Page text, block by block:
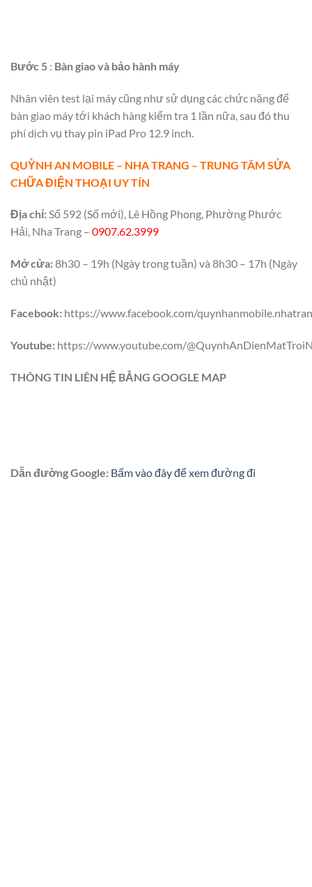
Bước 5 : Bàn giao và bảo hành máy
Nhân viên test lại máy cũng như sử dụng các chức năng để
bàn giao máy tới khách hàng kiểm tra 1 lần nữa, sau đó thu
phí dịch vụ thay pin iPad Pro 12.9 inch.
QUỲNH AN MOBILE – NHA TRANG – TRUNG TÂM SỬA
CHỮA ĐIỆN THOẠI UY TÍN
Địa chỉ:Số 592 (Số mới), Lê Hồng Phong, Phường Phước
Hải, Nha Trang – 0907.62.3999
Mở cửa:8h30 – 19h (Ngày trong tuần) và 8h30 – 17h (Ngày
chủ nhật)
Facebook: https://www.facebook.com/
Youtube: https://www.youtube.com/
THÔNG TIN LIÊN HỆ BẲNG GOOGLE MAP
Dẫn đường Google: Bấm vào đây để xem đường đi